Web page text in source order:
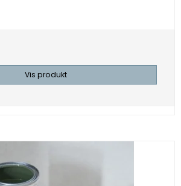
Vis produkt